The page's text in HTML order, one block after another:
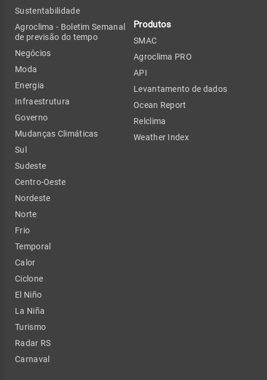
Sustentabilidade
Agroclima - Boletim Semanal
de previsão do tempo
Negócios
Moda
Energia
Infraestrutura
Governo
Mudanças Climáticas
Sul
Sudeste
Centro-Oeste
Nordeste
Norte
Frio
Temporal
Calor
Ciclone
El Niño
La Niña
Turismo
Radar RS
Carnaval
Produtos
SMAC
Agroclima PRO
API
Levantamento de dados
Ocean Report
Relclima
Weather Index